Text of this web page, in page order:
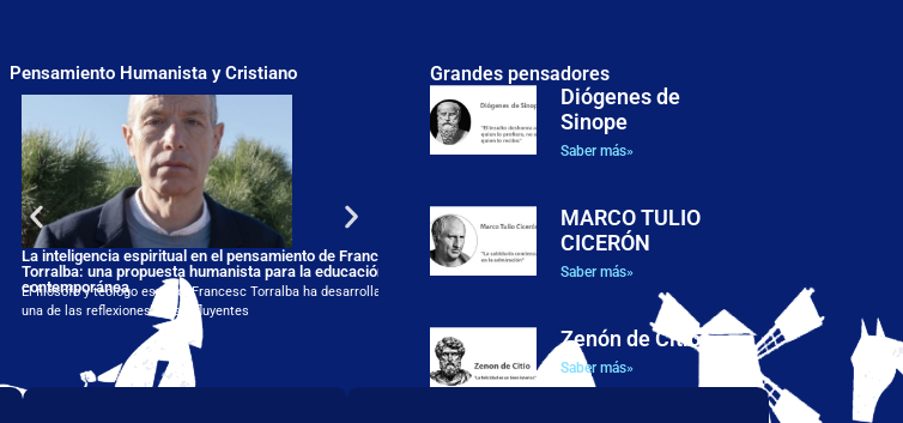
Pensamiento Humanista y Cristiano
La inteligencia espiritual en el pensamiento de Francesc
Torralba: una propuesta humanista para la educación
contemporánea
El filósofo y teólogo español Francesc Torralba ha desarrollado
una de las reflexiones más influyentes
Justicia, dignidad y posibilidades humanas: el enfoque de
las capacidades en la filosofía política de Martha C.
Grandes pensadores
Diógenes de
Sinope
Saber más»
MARCO TULIO
CICERÓN
Saber más»
Zenón de Citio
Saber más»